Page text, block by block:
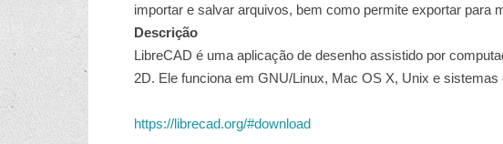
importar e salvar arquivos, bem como permite exportar para
Descrição
LibreCAD é uma aplicação de desenho assistido por
2D. Ele funciona em GNU/Linux, Mac OS X, Unix e
https://librecad.org/#download